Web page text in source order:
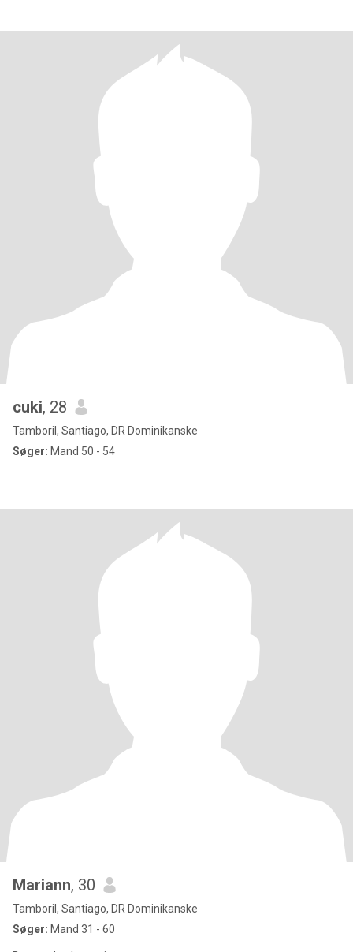
cuki, 28
Tamboril, Santiago, DR Dominikanske
Søger: Mand 50 - 54
Mariann, 30
Tamboril, Santiago, DR Dominikanske
Søger: Mand 31 - 60